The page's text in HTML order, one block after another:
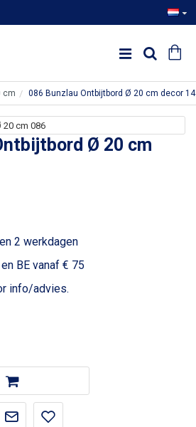
cm 086 Bunzlau Ontbijtbord Ø 20 cm decor
Ø 20 cm
2 werkdagen
BE vanaf € 75
info/advies.